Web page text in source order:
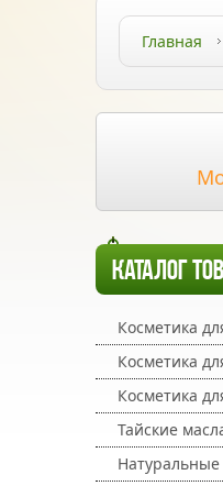
Главная
КАТАЛОГ
Косметика
Косметика
Косметика
Тайские